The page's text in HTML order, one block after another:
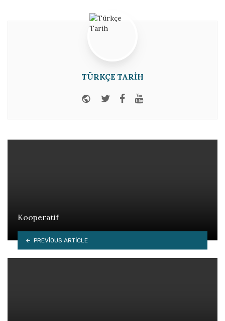
TÜRKÇE TARIH
Website
TwitterFacebook
Kooperatif
PREVIOUS ARTICLE